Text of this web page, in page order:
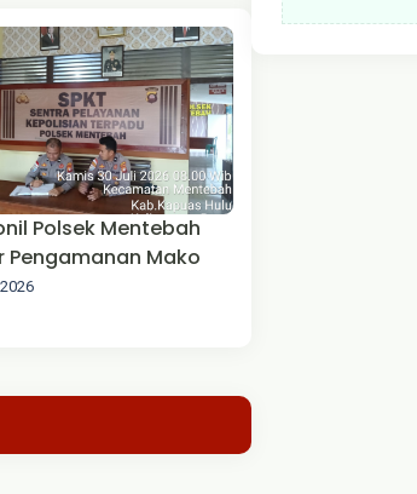
Polsek Mentebah
Pengamanan Mako